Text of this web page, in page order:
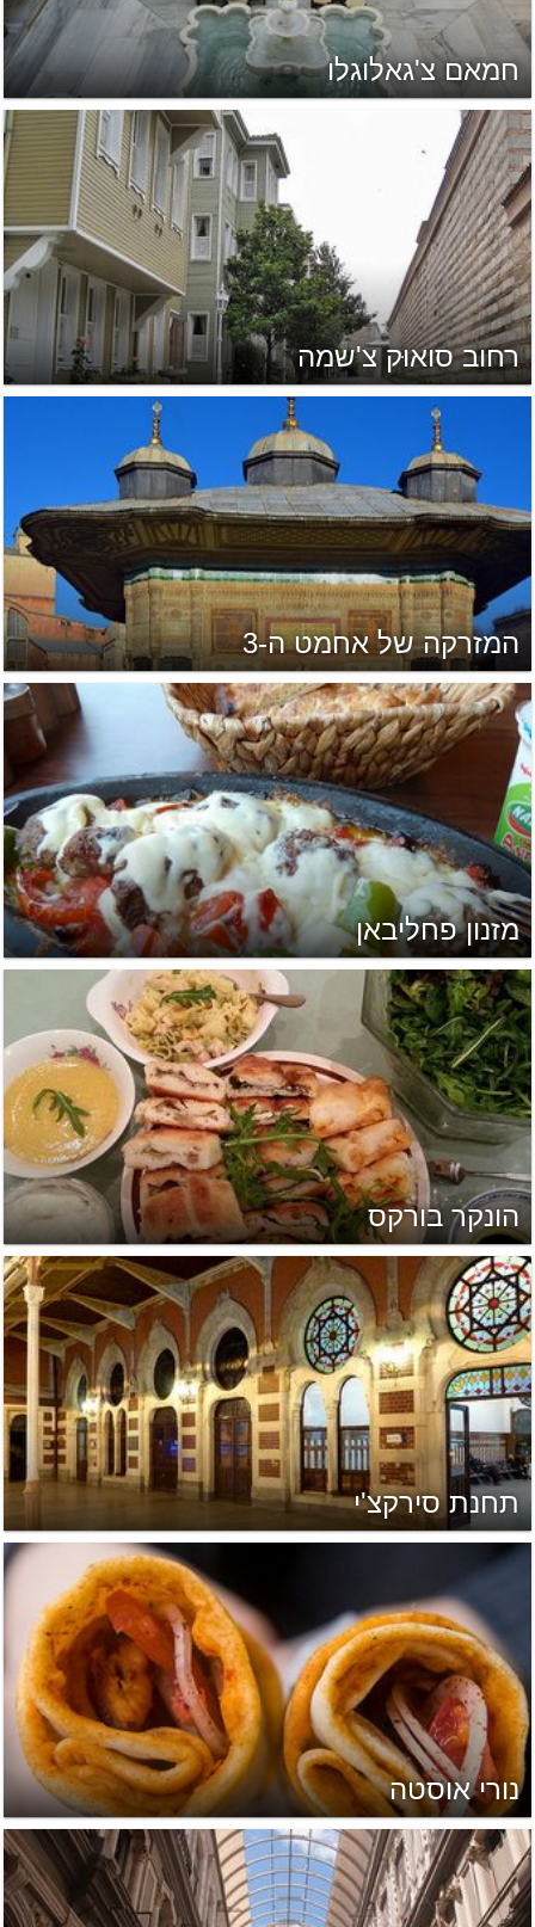
חמאם צ'גאלוגלו
רחוב סואוּק צ'שמה
המזרקה של אחמט ה-3
מזנון פחליבאן
הונקר בורקס
תחנת סירקצ'י
נורי אוסטה